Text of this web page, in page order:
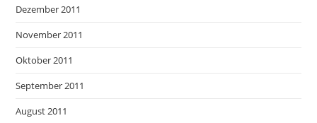
Dezember 2011
November 2011
Oktober 2011
September 2011
August 2011